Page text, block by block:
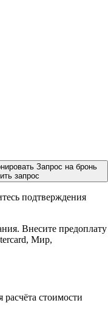
Запрос на бронь
запрос
подтверждения
Внесите предоплату
Мир,
стоимости